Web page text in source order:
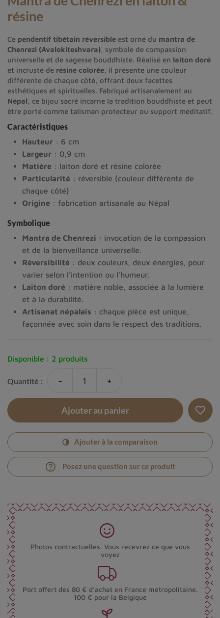
résine
Ce pendentif tibétain réversible est orné du mantra de
Chenrezi (Avalokiteshvara) , symbole de compassion
universelle et de sagesse bouddhiste. Réalisé en laiton doré
et incrusté de résine colorée , il présente une couleur
différente de chaque côté, offrant deux facettes
esthétiques et spirituelles. Fabriqué artisanalement au
Népal , ce bijou sacré incarne la tradition bouddhiste et peut
être porté comme talisman protecteur ou support méditatif.
Caractéristiques
Hauteur : 6 cm
Largeur : 0,9 cm
Matière : laiton doré et résine colorée
Particularité : réversible (couleur différente de
chaque côté)
Origine : fabrication artisanale au Népal
Symbolique
Mantra de Chenrezi : invocation de la compassion
et de la bienveillance universelle.
Réversibilité : deux couleurs, deux énergies, pour
varier selon l’intention ou l’humeur.
Laiton doré : matière noble, associée à la lumière
et à la durabilité.
Artisanat népalais : chaque pièce est unique,
façonnée avec soin dans le respect des traditions.
Disponible : 2 produits
Quantité : - +
Ajouter au panier favorite_border
Ajouter à la comparaison
help_outline Posez une question sur ce produit
Photos contractuelles. Vous recevrez ce que vous
voyez
Port offert dès 80 € d’achat en France métropolitaine.
100 € pour la Belgique